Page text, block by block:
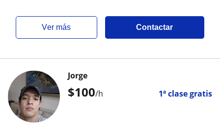
ver más Contactar
$100/h 1ª clase gratis
Jorge